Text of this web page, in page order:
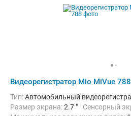
Видеорегистратор Mio MiVue 788
Тип:Автомобильный
Размер экрана:2.7 " Сенсорный